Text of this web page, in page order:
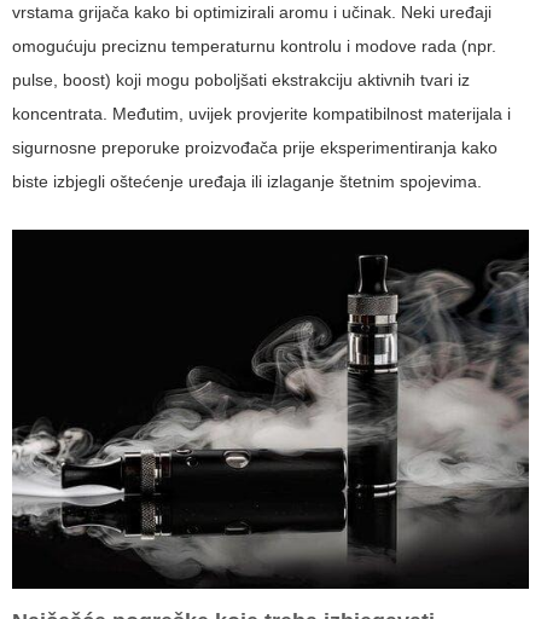
vrstama grijača kako bi optimizirali aromu i učinak. Neki uređaji
omogućuju preciznu temperaturnu kontrolu i modove rada (npr.
pulse, boost) koji mogu poboljšati ekstrakciju aktivnih tvari iz
koncentrata. Međutim, uvijek provjerite kompatibilnost materijala i
sigurnosne preporuke proizvođača prije eksperimentiranja kako
biste izbjegli oštećenje uređaja ili izlaganje štetnim spojevima.